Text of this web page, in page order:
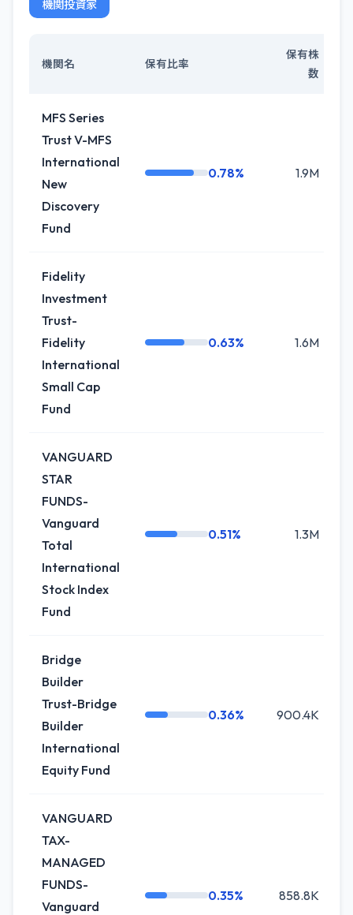
機関投資家
機関名 保有比率
保有株
数
MFS Series
Trust V-MFS
International
New
Discovery
Fund
0.78% 1.9M
Fidelity
Investment
Trust-
Fidelity
International
Small Cap
Fund
0.63% 1.6M
VANGUARD
STAR
FUNDS-
Vanguard
Total
International
Stock Index
Fund
0.51% 1.3M
Bridge
Builder
Trust-Bridge
Builder
International
Equity Fund
0.36% 900.4K
VANGUARD
TAX-
MANAGED
FUNDS-
Vanguard
0.35% 858.8K